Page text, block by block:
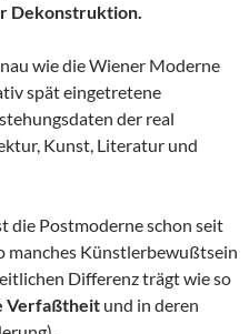
Dekonstruktion.
wie die Wiener Moderne
spät eingetretene
der real
Kunst, Literatur und
die Postmoderne schon seit
manches Künstlerbewußtsein
Differenz trägt wie so
Verfaßtheit und in deren